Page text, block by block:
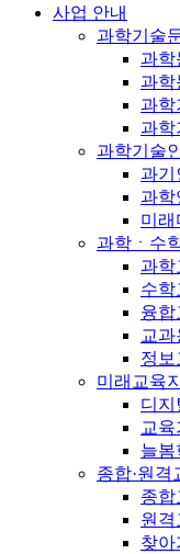
사업 안내
과학기술
과학
과학
과학
과학
과학기술
과기
과학
미래
과학ㆍ수
과학
수학
융합
교과
정보
미래교육
디지
교
늘봄
종합·원격
종합
원격
찾아